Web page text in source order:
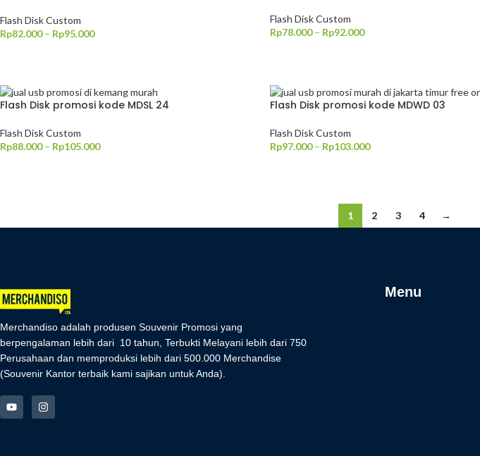
Flash Disk Custom
Rp82.000 – Rp95.000
Flash Disk Custom
Rp78.000 – Rp92.000
Flash Disk promosi kode MDSL 24
Flash Disk Custom
Rp88.000 – Rp105.000
Flash Disk promosi kode MDWD 03
Flash Disk Custom
Rp97.000 – Rp103.000
1 2 3 4 →
Merchandiso adalah produsen Souvenir Promosi yang
berpengalaman lebih dari 10 tahun, Terbukti Melayani lebih dari 750
Perusahaan dan memproduksi lebih dari 500.000 Merchandise
(Souvenir Kantor terbaik kami sajikan untuk Anda).
Menu